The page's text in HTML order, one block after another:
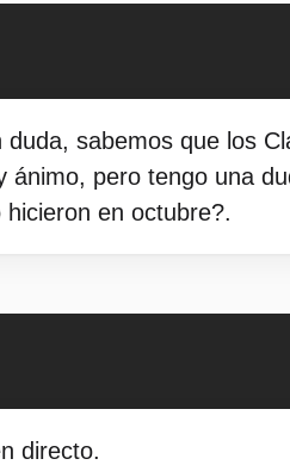
sabemos que los
pero tengo una
en octubre?.
directo.